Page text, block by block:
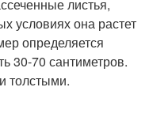
листья,
условиях она растет
определяется
30-70 сантиметров.
толстыми.